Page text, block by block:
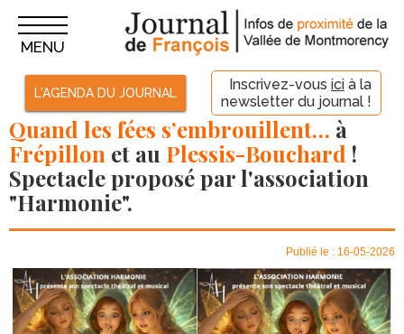
L'AGENDA DU JOURNAL Inscrivez-vous ici à la
newsletter du journal !
MENU
Quand les fées s’embrouillent… à
Frépillon et au Plessis-Bouchard !
Spectacle proposé par l'association
"Harmonie".
Publié le : 16-05-2026